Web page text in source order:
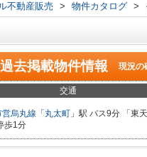
不動産販売 > 物件カタログ >
去掲載物件情報 現況の
交通
烏丸線 「 丸太町 」駅 バス9分 「東
歩1分